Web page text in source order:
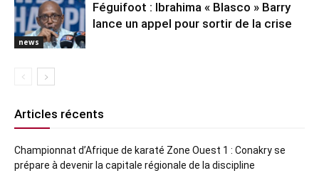
news
Féguifoot : Ibrahima « Blasco » Barry
lance un appel pour sortir de la crise
Articles récents
Championnat d’Afrique de karaté Zone Ouest 1 : Conakry se
prépare à devenir la capitale régionale de la discipline